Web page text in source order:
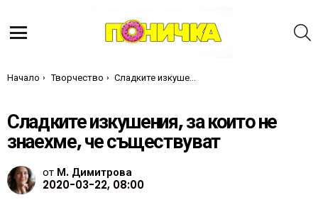
Ти си тук:
Начало Творчество Сладките изкушения, за които не знаехме, че съществуват
Сладките изкушения, за които не
знаехме, че съществуват
от М. Димитрова
2020-03-22, 08:00